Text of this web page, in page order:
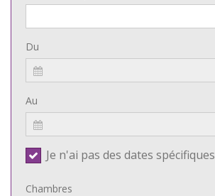
Du
Au
Je n'ai pas des dates spécifiques
Chambres